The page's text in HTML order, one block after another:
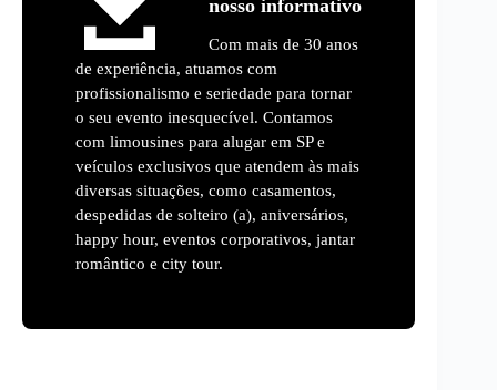
nosso informativo
Com mais de 30 anos
de experiência, atuamos com
profissionalismo e seriedade para tornar
o seu evento inesquecível. Contamos
com limousines para alugar em SP e
veículos exclusivos que atendem às mais
diversas situações, como casamentos,
despedidas de solteiro (a), aniversários,
happy hour, eventos corporativos, jantar
romântico e city tour.